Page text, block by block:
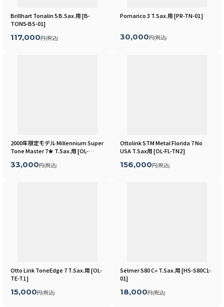
Brillhart Tonalin 5 B.Sax.用[B-
TON5-BS-01]
117,000円(税込)
Pomarico 3 T.Sax.用[PR-TN-01]
30,000円(税込)
2000年限定モデル Millennium Super
Tone Master 7★ T.Sax.用[OL-
33,000円(税込)
Ottolink STM Metal Florida 7 No
USA T.Sax用[OL-FL-TN2]
156,000円(税込)
Otto Link ToneEdge 7 T.Sax.用[OL-
TE-T1]
15,000円(税込)
Selmer S80 C⭐︎ T.Sax.用[HS-S80C1-
01]
18,000円(税込)